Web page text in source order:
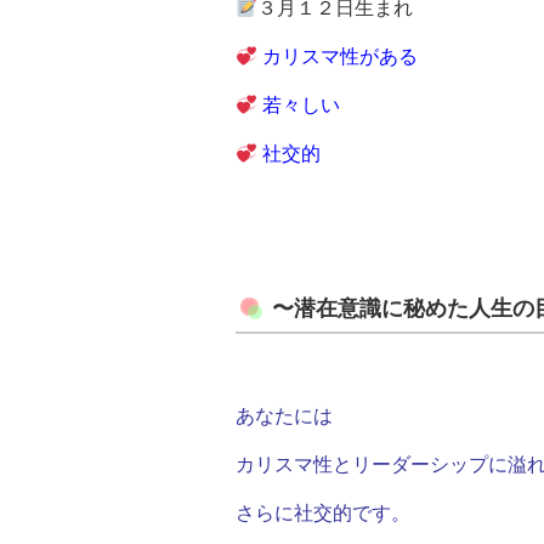
３月１２日生まれ
カリスマ性がある
若々しい
社交的
〜潜在意識に秘めた人生の
あなたには
カリスマ性とリーダーシップに溢れ
さらに社交的です。